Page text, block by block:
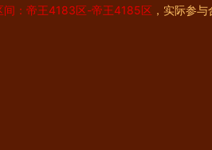
间：帝王4183区-帝王4185区 ，实际参